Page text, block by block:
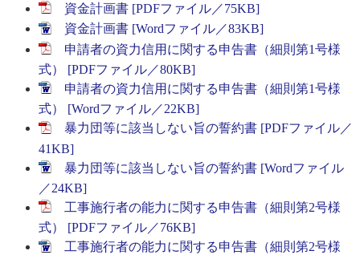
資金計画書 [PDFファイル／75KB]
資金計画書 [Wordファイル／83KB]
申請者の資力信用に関する申告書（細則第1号様
式） [PDFファイル／80KB]
申請者の資力信用に関する申告書（細則第1号様
式） [Wordファイル／22KB]
暴力団等に該当しない旨の誓約書 [PDFファイル／
41KB]
暴力団等に該当しない旨の誓約書 [Wordファイル
／24KB]
工事施行者の能力に関する申告書（細則第2号様
式） [PDFファイル／76KB]
工事施行者の能力に関する申告書（細則第2号様